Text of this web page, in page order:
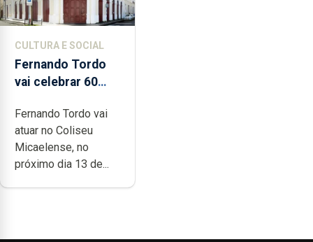
CULTURA E SOCIAL
Fernando Tordo
vai celebrar 60
no Coliseu
Micaelense
Fernando Tordo vai
atuar no Coliseu
Micaelense, no
próximo dia 13 de...